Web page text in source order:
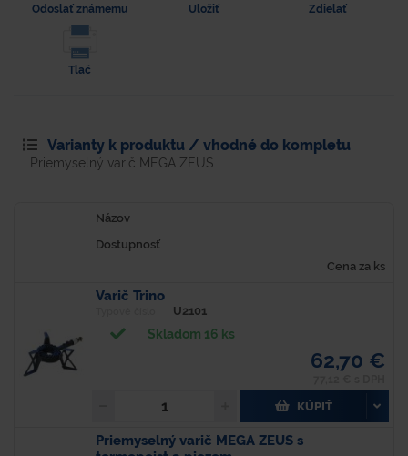
Odoslať známemu Uložiť Zdielať
Tlač
Varianty k produktu / vhodné do kompletu
Priemyselný varič MEGA ZEUS
Názov
Dostupnosť
Cena za ks
Varič Trino
U2101
Skladom 16 ks
62,70 €
KÚPIŤ
Priemyselný varič MEGA ZEUS s